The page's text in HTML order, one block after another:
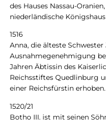
des Hauses Nassau-
niederländische
1516
Anna, die älteste
Ausnahmegenehmigung
Jahren Äbtissin des
Reichsstiftes Quedlinburg
einer Reichsfürstin erhoben.
1520/21
Botho III. ist mit seinen